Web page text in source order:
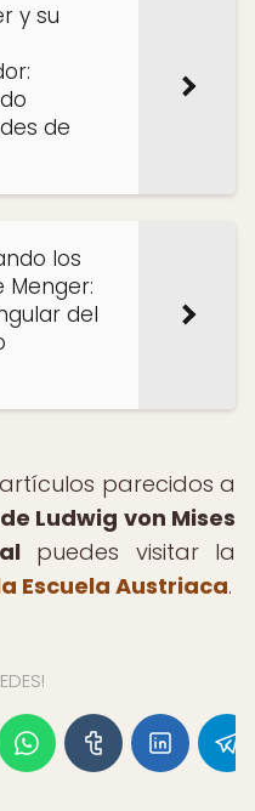
y su
de
los
Menger:
del
parecidos a
Ludwig von Mises
puedes visitar la
Escuela Austriaca.